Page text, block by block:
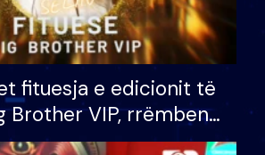
fituesja e edicionit të
Brother VIP, rrëmben
prej 100 mijë eurosh